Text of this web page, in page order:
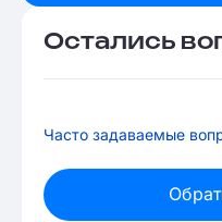
Остались
Часто задаваемые